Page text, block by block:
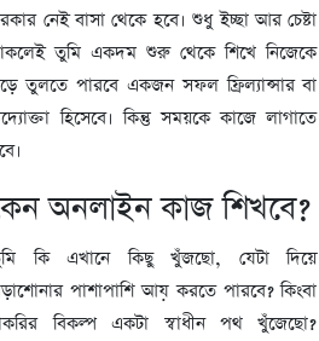
নেই বাসা থেকে হবে। শুধু ইচ্ছা আর চেষ্টা
তুমি একদম শুরু থেকে শিখে নিজেকে
তুলতে পারবে একজন সফল ফ্রিল্যান্সার বা
হিসেবে। কিন্তু সময়কে কাজে লাগাতে
অনলাইন কাজ শিখবে?
কি এখানে কিছু খুঁজছো, যেটা দিয়ে
পাশাপাশি আয় করতে পারবে? কিংবা
বিকল্প একটা স্বাধীন পথ খুঁজেছো?